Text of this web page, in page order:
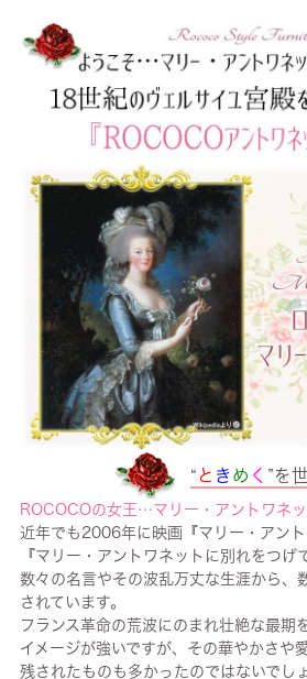
“と き め く ”を
ROCOCOの女王…マリー・アントワネッ
近年でも2006年に映画『マリー・アン
『マリー・アントワネットに別れをつげ
数々の名言やその波乱万丈な生涯から、
されています。
フランス革命の荒波にのまれ壮絶な最期
イメージが強いですが、その華やかさや
残されたものも多かったのではないでし